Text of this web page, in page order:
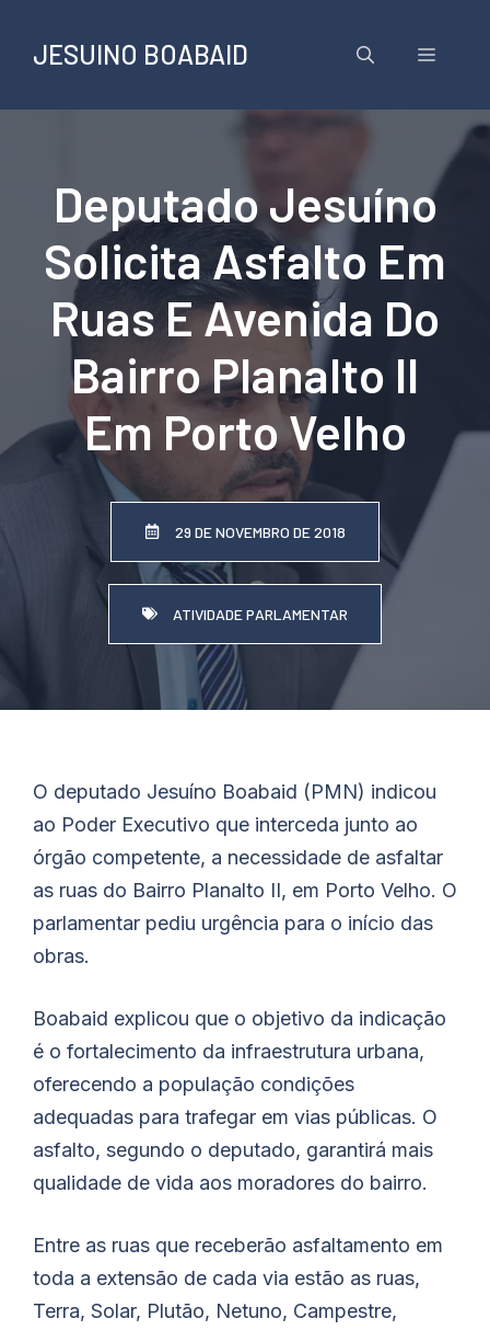
conteúdo
JESUINO BOABAID Menu
Deputado Jesuíno
Solicita Asfalto Em
Ruas E Avenida Do
Bairro Planalto II
Em Porto Velho
29 DE NOVEMBRO DE 2018
ATIVIDADE PARLAMENTAR
O deputado Jesuíno Boabaid (PMN) indicou
ao Poder Executivo que interceda junto ao
órgão competente, a necessidade de asfaltar
as ruas do Bairro Planalto II, em Porto Velho. O
parlamentar pediu urgência para o início das
obras.
Boabaid explicou que o objetivo da indicação
é o fortalecimento da infraestrutura urbana,
oferecendo a população condições
adequadas para trafegar em vias públicas. O
asfalto, segundo o deputado, garantirá mais
qualidade de vida aos moradores do bairro.
Entre as ruas que receberão asfaltamento em
toda a extensão de cada via estão as ruas,
Terra, Solar, Plutão, Netuno, Campestre,